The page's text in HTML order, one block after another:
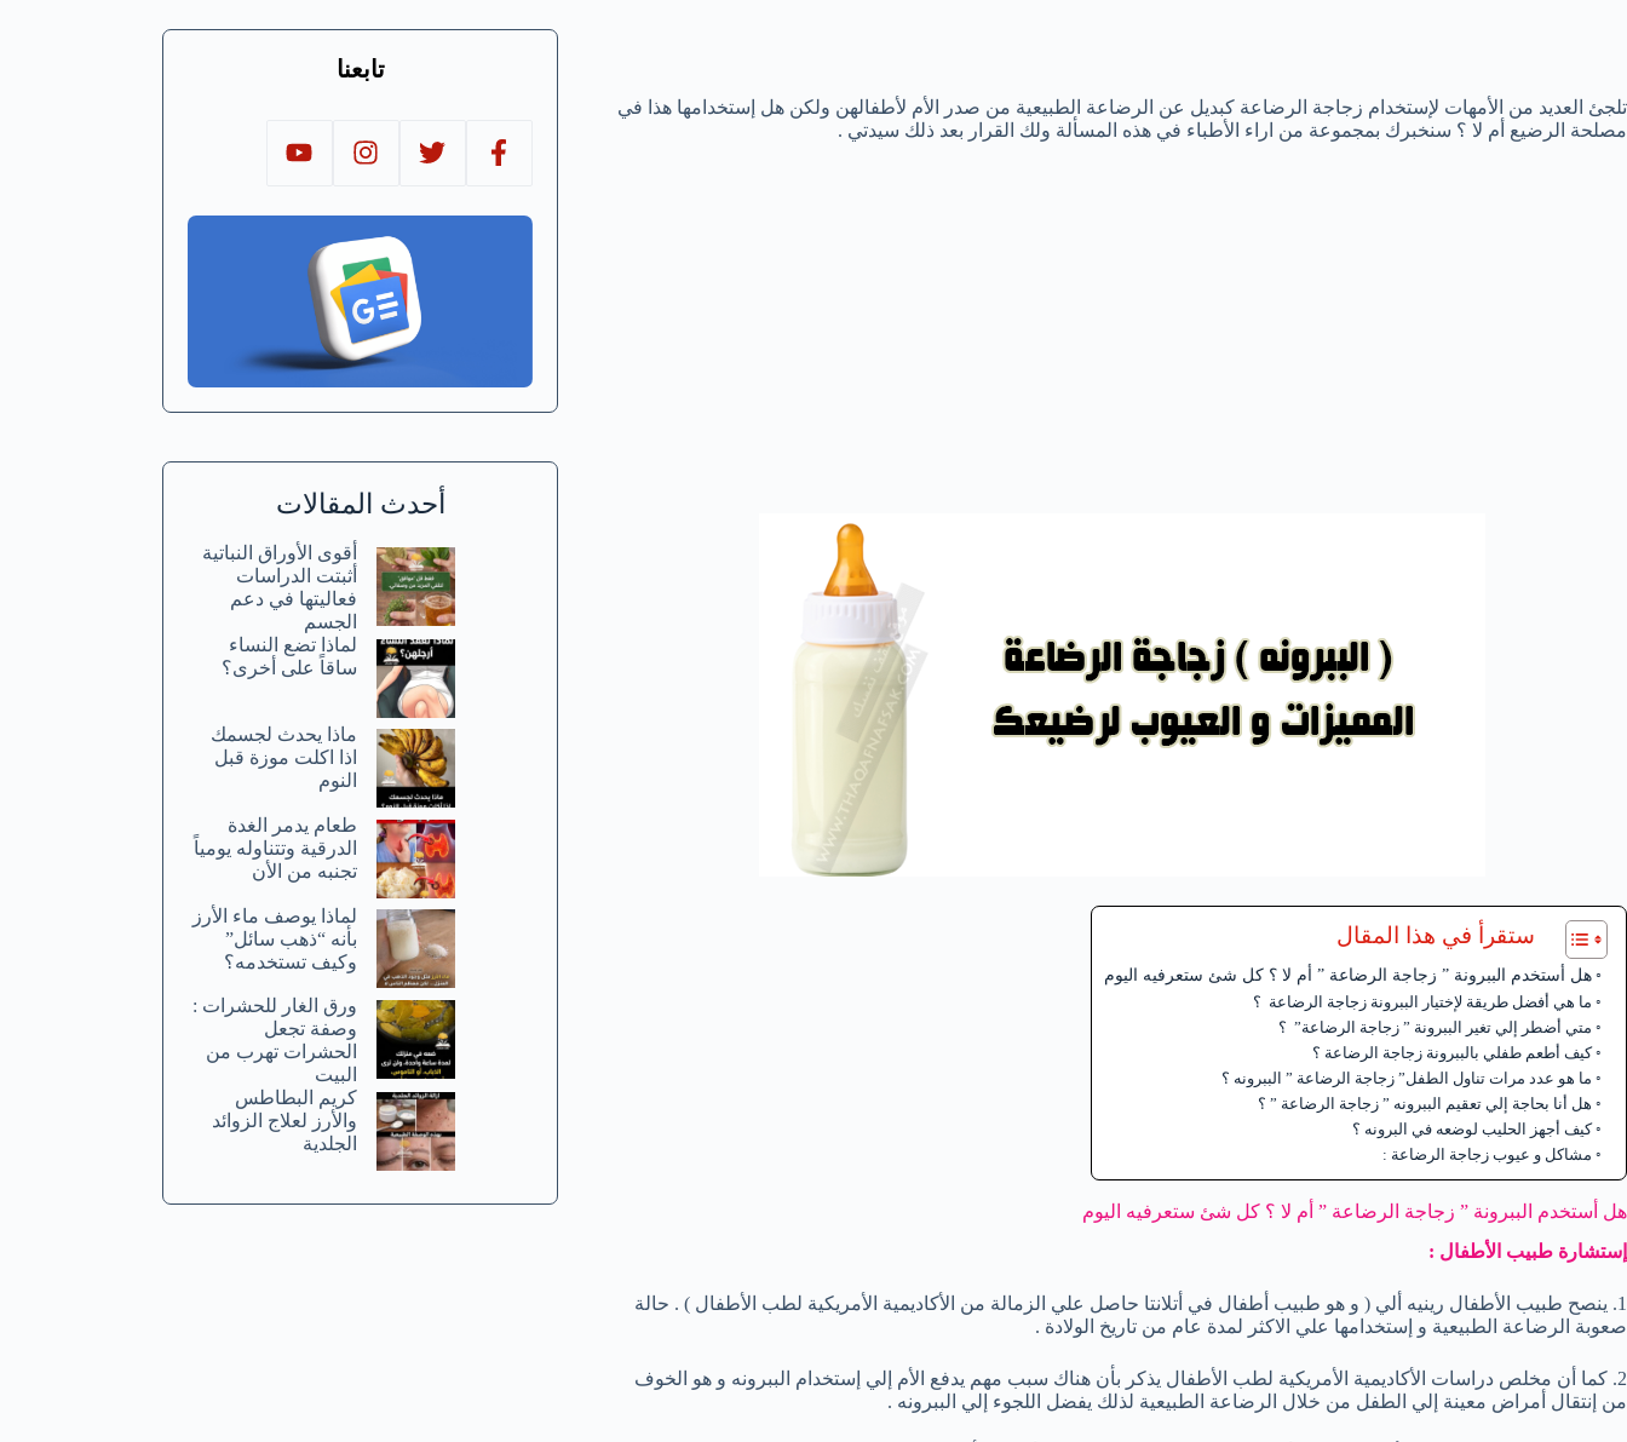
تلجئ العديد من الأمهات لإستخدام زجاجة الرضاعة كبديل عن الرضاعة الطبيعية من صدر الأم لأطفالهن ولكن هل إستخدامها هذا في
مصلحة الرضيع أم لا ؟ سنخبرك بمجموعة من اراء الأطباء في هذه المسألة ولك القرار بعد ذلك سيدتي .
ستقرأ في هذا المقال
هل أستخدم الببرونة ” زجاجة الرضاعة ” أم لا ؟ كل شئ ستعرفيه اليوم
ما هي أفضل طريقة لإختيار الببرونة زجاجة الرضاعة ؟
متي أضطر إلي تغير الببرونة ” زجاجة الرضاعة” ؟
كيف أطعم طفلي بالببرونة زجاجة الرضاعة ؟
ما هو عدد مرات تناول الطفل” زجاجة الرضاعة ” الببرونه ؟
هل أنا بحاجة إلي تعقيم الببرونه ” زجاجة الرضاعة ” ؟
كيف أجهز الحليب لوضعه في البرونه ؟
مشاكل و عيوب زجاجة الرضاعة :
هل أستخدم الببرونة ” زجاجة الرضاعة ” أم لا ؟ كل شئ ستعرفيه اليوم
إستشارة طبيب الأطفال :
1. ينصح طبيب الأطفال رينيه ألي ( و هو طبيب أطفال في أتلانتا حاصل علي الزمالة من الأكاديمية الأمريكية لطب الأطفال ) . حالة
صعوبة الرضاعة الطبيعية و إستخدامها علي الاكثر لمدة عام من تاريخ الولادة .
2. كما أن مخلص دراسات الأكاديمية الأمريكية لطب الأطفال يذكر بأن هناك سبب مهم يدفع الأم إلي إستخدام الببرونه و هو الخوف
من إنتقال أمراض معينة إلي الطفل من خلال الرضاعة الطبيعية لذلك يفضل اللجوء إلي الببرونه .
تابعنا
أحدث المقالات
أقوى الأوراق النباتية
أثبتت الدراسات
فعاليتها في دعم
الجسم
لماذا تضع النساء
ساقاً على أخرى؟
ماذا يحدث لجسمك
اذا اكلت موزة قبل
النوم
طعام يدمر الغدة
الدرقية وتتناوله يومياً
تجنبه من الأن
لماذا يوصف ماء الأرز
بأنه “ذهب سائل”
وكيف تستخدمه؟
ورق الغار للحشرات :
وصفة تجعل
الحشرات تهرب من
البيت
كريم البطاطس
والأرز لعلاج الزوائد
الجلدية